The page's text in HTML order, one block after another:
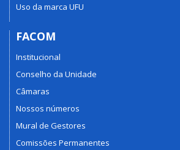
Uso da marca UFU
FACOM
Institucional
Conselho da Unidade
Câmaras
Nossos números
Mural de Gestores
Comissões Permanentes